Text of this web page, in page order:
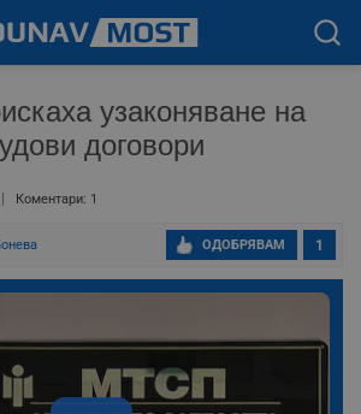
узаконяване на
договори
Коментари: 1
1
ОДОБРЯВАМ